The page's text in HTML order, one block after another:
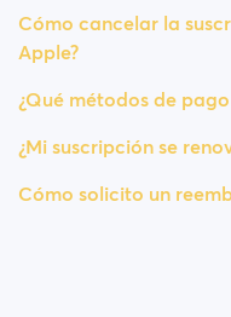
Cómo cancelar la
Apple?
¿Qué métodos de
¿Mi suscripción se
Cómo solicito un